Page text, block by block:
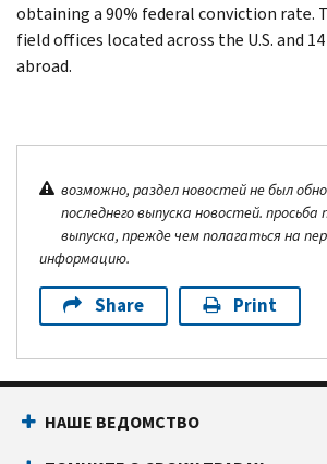
obtaining a 90% federal conviction rate.
field offices located across the U.S. and
abroad.
возможно, раздел новостей не был
последнего выпуска новостей.
выпуска, прежде чем полагаться на
информацию.
Share Print
НАШЕ ВЕДОМСТВО